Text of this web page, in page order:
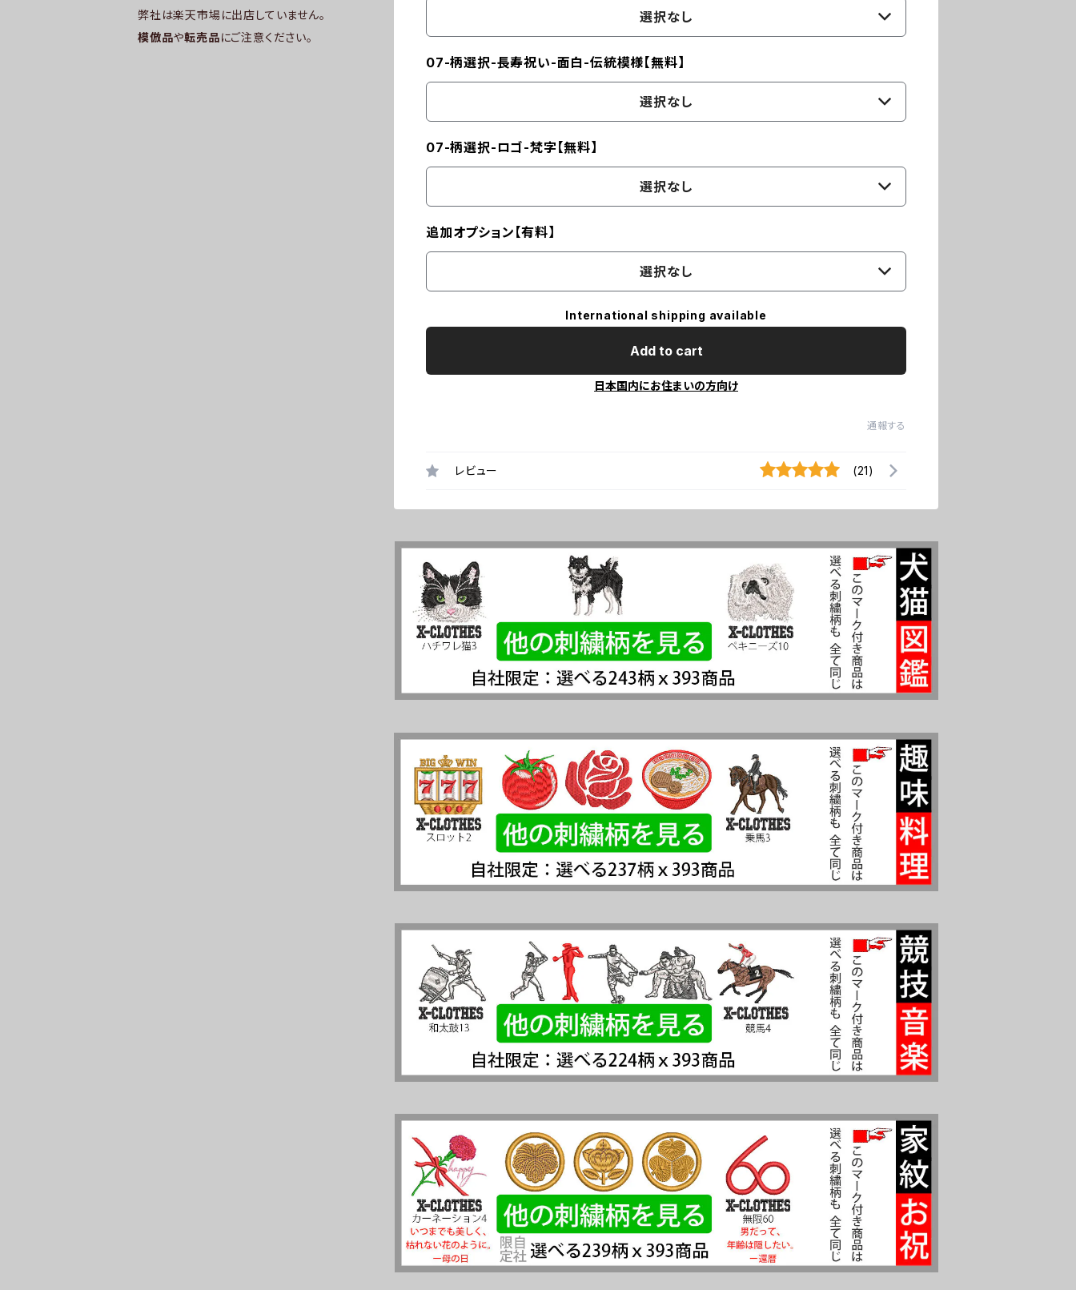
選択なし
07-柄選択-長寿祝い-面白-伝統模様【無料】
選択なし
07-柄選択-ロゴ-梵字【無料】
選択なし
追加オプション【有料】
選択なし
International shipping available
Add to cart
日本国内にお住まいの方向け
通報する
レビュー (21)
弊社は楽天市場に出店していません。
模倣品や転売品にご注意ください。